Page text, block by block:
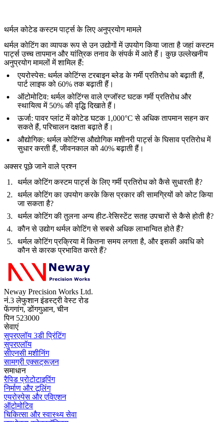
थर्मल कोटेड कस्टम पार्ट्स के लिए अनुप्रयोग मामले
थर्मल कोटिंग का व्यापक रूप से उन उद्योगों में उपयोग किया जाता है जहां कस्टम
पार्ट्स उच्च तापमान और यांत्रिक तनाव के संपर्क में आते हैं। कुछ उल्लेखनीय
अनुप्रयोग मामलों में शामिल हैं:
एयरोस्पेस: थर्मल कोटिंग्स टरबाइन ब्लेड के गर्मी प्रतिरोध को बढ़ाती हैं,
पार्ट लाइफ को 60% तक बढ़ाती हैं।
ऑटोमोटिव: थर्मल कोटिंग्स वाले एग्जॉस्ट घटक गर्मी प्रतिरोध और
स्थायित्व में 50% की वृद्धि दिखाते हैं।
ऊर्जा: पावर प्लांट में कोटेड घटक 1,000°C से अधिक तापमान सहन कर
सकते हैं, परिचालन दक्षता बढ़ाते हैं।
औद्योगिक: थर्मल कोटिंग्स औद्योगिक मशीनरी पार्ट्स के घिसाव प्रतिरोध में
सुधार करती हैं, जीवनकाल को 40% बढ़ाती हैं।
अक्सर पूछे जाने वाले प्रश्न
थर्मल कोटिंग कस्टम पार्ट्स के लिए गर्मी प्रतिरोध को कैसे सुधारती है?
थर्मल कोटिंग का उपयोग करके किस प्रकार की सामग्रियों को कोट किया
जा सकता है?
थर्मल कोटिंग की तुलना अन्य हीट-रेसिस्टेंट सतह उपचारों से कैसे होती है?
कौन से उद्योग थर्मल कोटिंग से सबसे अधिक लाभान्वित होते हैं?
थर्मल कोटिंग प्रक्रिया में कितना समय लगता है, और इसकी अवधि को
कौन से कारक प्रभावित करते हैं?
Neway Precision Works Ltd.
नं.3 लेफुशान इंडस्ट्री वेस्ट रोड
फेंगगांग, डोंगगुआन, चीन
पिन 523000
सेवाएं
सुपरएलॉय 3डी प्रिंटिंग
सुपरएलॉय
सीएनसी मशीनिंग
सामग्री एक्सट्रूज़न
समाधान
रैपिड प्रोटोटाइपिंग
निर्माण और टूलिंग
एयरोस्पेस और एविएशन
ऑटोमोटिव
चिकित्सा और स्वास्थ्य सेवा